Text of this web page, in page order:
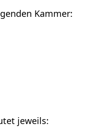
Kammer:
jeweils: